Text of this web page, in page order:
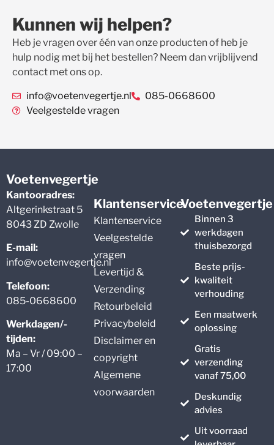
Kunnen wij helpen?
Heb je vragen over één van onze producten of heb je
hulp nodig met bij het bestellen? Neem dan vrijblijvend
contact met ons op.
info@voetenvegertje.nl
085-0668600
Veelgestelde vragen
Voetenvegertje
Kantooradres:
Altgerinkstraat 5
8043 ZD Zwolle
E-mail:
info@voetenvegertje.nl
Telefoon:
085-0668600
Werkdagen/-
tijden:
Ma – Vr / 09:00 –
17:00
Klantenservice
Klantenservice
Veelgestelde
vragen
Levertijd &
Verzending
Retourbeleid
Privacybeleid
Disclaimer en
copyright
Algemene
voorwaarden
Voetenvegertje
Binnen 3
werkdagen
thuisbezorgd
Beste prijs-
kwaliteit
verhouding
Een maatwerk
oplossing
Gratis
verzending
vanaf 75,00
Deskundig
advies
Uit voorraad